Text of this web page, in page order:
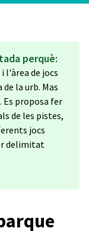
perquè:
l'àrea de jocs
la urb. Mas
Es proposa fer
de les pistes,
jocs
delimitat